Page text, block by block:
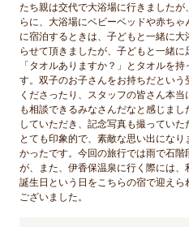
たち親は交代で大浴場に行きました
らに、大浴場にベビーベッドや赤ち
に宿泊するときは、子どもと一緒に
らせて頂きましたが、子どもと一緒
「タオルありますか？」とタオルを
す。双子のお子さんをお持ちだとい
くださったり、スタッフの皆さん本
も相談できるみなさんだなと感じま
していただき、記念写真も撮ってい
とても印象的で、素敵な思い出にな
かったです。今回の旅行では雨で石
が、また、伊香保温泉に行く際には
誕生日という日をこちらの宿で迎え
ございました。